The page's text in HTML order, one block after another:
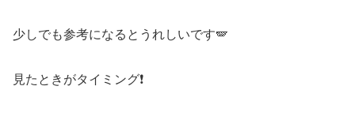
少しでも参考になるとうれしいです🪽
見たときがタイミング❗️